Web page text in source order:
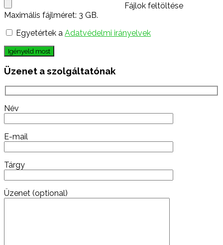
Fájlok feltöltése
Maximális fájlméret: 3 GB.
Egyetértek a Adatvédelmi irányelvek
Igényeld most
Üzenet a szolgáltatónak
Név
E-mail
Tárgy
Üzenet (optional)